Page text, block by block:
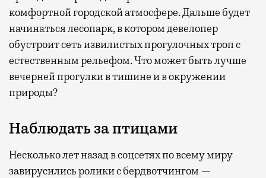
комфортной городской атмосфере. Дальше будет
начинаться лесопарк, в котором девелопер
обустроит сеть извилистых прогулочных троп с
естественным рельефом. Что может быть лучше
вечерней прогулки в тишине и в окружении
природы?
Наблюдать за птицами
Несколько лет назад в соцсетях по всему миру
завирусились ролики с бердвотчингом —